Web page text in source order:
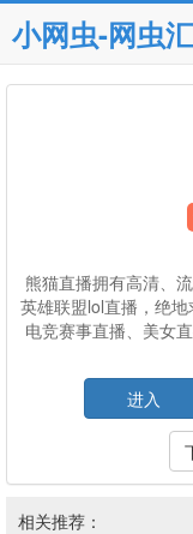
小网虫-网虫汇
熊猫直播拥有高清、
英雄联盟lol直播，绝
电竞赛事直播、美女
进入
相关推荐：